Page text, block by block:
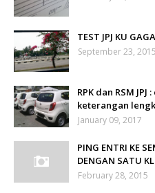
TEST JPJ KU
September 23, 2015
RPK dan RSM
keterangan
January 09, 2017
PING ENTRI KE
DENGAN SATU
February 28, 2015